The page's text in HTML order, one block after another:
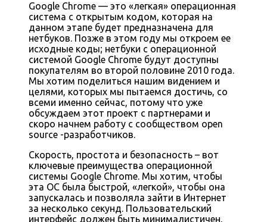
Google Chrome — это «легкая» операционная
система с открытым кодом, которая на
данном этапе будет предназначена для
нетбуков. Позже в этом году мы откроем ее
исходные коды; нетбуки с операционной
системой Google Chrome будут доступны
покупателям во второй половине 2010 года.
Мы хотим поделиться нашим видением и
целями, которых мы пытаемся достичь, со
всеми именно сейчас, потому что уже
обсуждаем этот проект с партнерами и
скоро начнем работу с сообществом open
source -разработчиков.
Скорость, простота и безопасность – вот
ключевые преимущества операционной
системы Google Chrome. Мы хотим, чтобы
эта ОС была быстрой, «легкой», чтобы она
запускалась и позволяла зайти в Интернет
за несколько секунд. Пользовательский
интерфейс должен быть минималистичен,